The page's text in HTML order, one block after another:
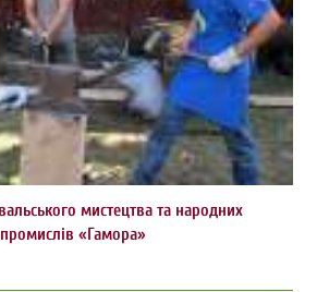
мистецтва та народних
промислів «Гамора»